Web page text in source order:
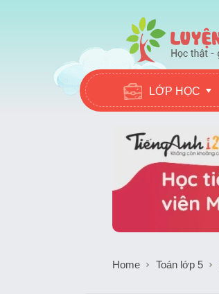
LỚP HỌC
Home Toán lớp 5